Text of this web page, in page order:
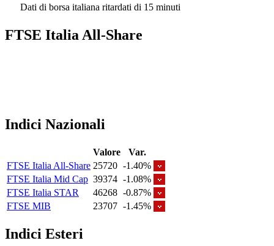
Dati di borsa italiana ritardati di 15 minuti
FTSE Italia All-Share
Indici Nazionali
Valore
Var.
FTSE Italia All-Share 25720 -1.40%
FTSE Italia Mid Cap 39374 -1.08%
FTSE Italia STAR
46268 -0.87%
FTSE MIB
23707 -1.45%
Indici Esteri